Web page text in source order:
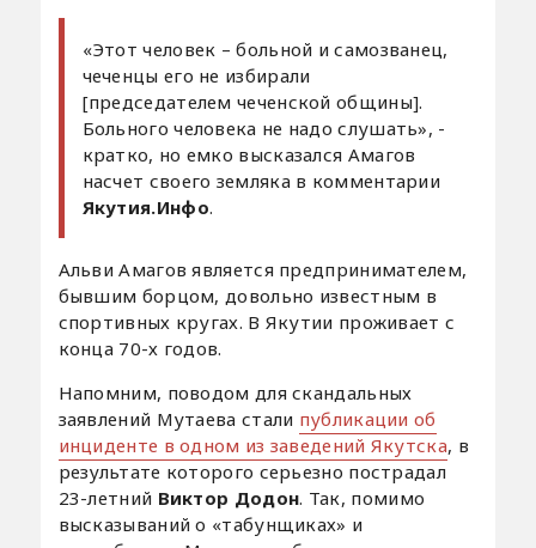
«Этот человек – больной и самозванец,
чеченцы его не избирали
[председателем чеченской общины].
Больного человека не надо слушать», -
кратко, но емко высказался Амагов
насчет своего земляка в комментарии
Якутия.Инфо.
Альви Амагов является предпринимателем,
бывшим борцом, довольно известным в
спортивных кругах. В Якутии проживает с
конца 70-х годов.
Напомним, поводом для скандальных
заявлений Мутаева стали публикации об
инциденте в одном из заведений Якутска, в
результате которого серьезно пострадал
23-летний Виктор Додон. Так, помимо
высказываний о «табунщиках» и